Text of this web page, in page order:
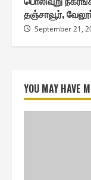
தஞ்சாவூர்,
September 21,
YOU MAY HAVE